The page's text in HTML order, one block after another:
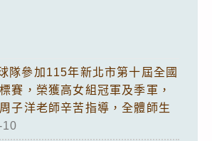
隊參加115年新北市第十屆全國
賽，榮獲高女組冠軍及季軍，
子洋老師辛苦指導，全體師生
10